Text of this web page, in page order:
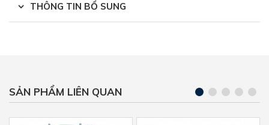
THÔNG TIN BỔ SUNG
SẢN PHẨM LIÊN QUAN